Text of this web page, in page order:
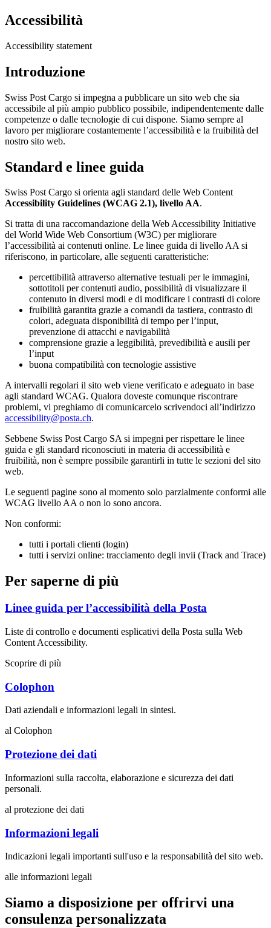
Accessibilità
Accessibility statement
Introduzione
Swiss Post Cargo si impegna a pubblicare un sito web che sia
accessibile al più ampio pubblico possibile, indipendentemente dalle
competenze o dalle tecnologie di cui dispone. Siamo sempre al
lavoro per migliorare costantemente l’accessibilità e la fruibilità del
nostro sito web.
Standard e linee guida
Swiss Post Cargo si orienta agli standard delle Web Content
Accessibility Guidelines (WCAG 2.1), livello AA.
Si tratta di una raccomandazione della Web Accessibility Initiative
del World Wide Web Consortium (W3C) per migliorare
l’accessibilità ai contenuti online. Le linee guida di livello AA si
riferiscono, in particolare, alle seguenti caratteristiche:
percettibilità attraverso alternative testuali per le immagini,
sottotitoli per contenuti audio, possibilità di visualizzare il
contenuto in diversi modi e di modificare i contrasti di colore
fruibilità garantita grazie a comandi da tastiera, contrasto di
colori, adeguata disponibilità di tempo per l’input,
prevenzione di attacchi e navigabilità
comprensione grazie a leggibilità, prevedibilità e ausili per
l’input
buona compatibilità con tecnologie assistive
A intervalli regolari il sito web viene verificato e adeguato in base
agli standard WCAG. Qualora doveste comunque riscontrare
problemi, vi preghiamo di comunicarcelo scrivendoci all’indirizzo
accessibility@posta.ch.
Sebbene Swiss Post Cargo SA si impegni per rispettare le linee
guida e gli standard riconosciuti in materia di accessibilità e
fruibilità, non è sempre possibile garantirli in tutte le sezioni del sito
web.
Le seguenti pagine sono al momento solo parzialmente conformi alle
WCAG livello AA o non lo sono ancora.
Non conformi:
tutti i portali clienti (login)
tutti i servizi online: tracciamento degli invii (Track and Trace)
Per saperne di più
Linee guida per l’accessibilità della Posta
Liste di controllo e documenti esplicativi della Posta sulla Web
Content Accessibility.
Scoprire di più
Colophon
Dati aziendali e informazioni legali in sintesi.
al Colophon
Protezione dei dati
Informazioni sulla raccolta, elaborazione e sicurezza dei dati
personali.
al protezione dei dati
Informazioni legali
Indicazioni legali importanti sull'uso e la responsabilità del sito web.
alle informazioni legali
Siamo a disposizione per offrirvi una
consulenza personalizzata